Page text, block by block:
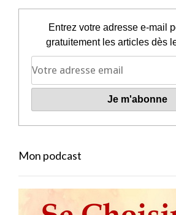
Entrez votre adresse e-mail
gratuitement les articles dès
Mon podcast